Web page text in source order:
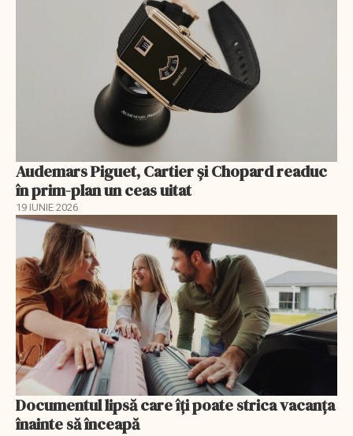
Audemars Piguet, Cartier și Chopard readuc
în prim-plan un ceas uitat
19 IUNIE 2026
Documentul lipsă care îți poate strica vacanța
înainte să înceapă